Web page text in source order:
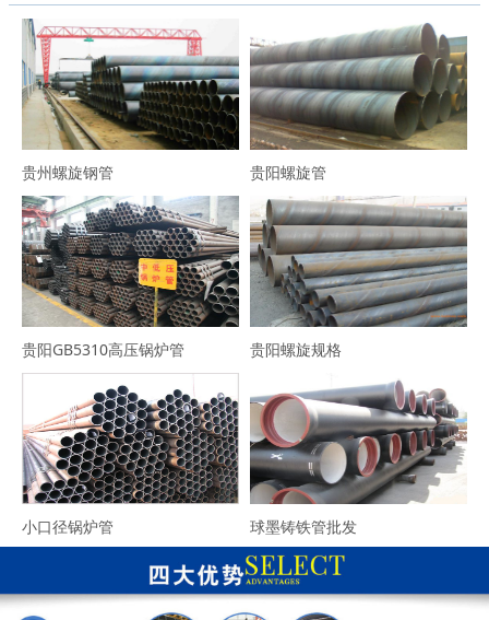
贵州螺旋钢管 贵阳螺旋管
贵阳GB5310高压锅炉管 贵阳螺旋规格
小口径锅炉管 球墨铸铁管批发